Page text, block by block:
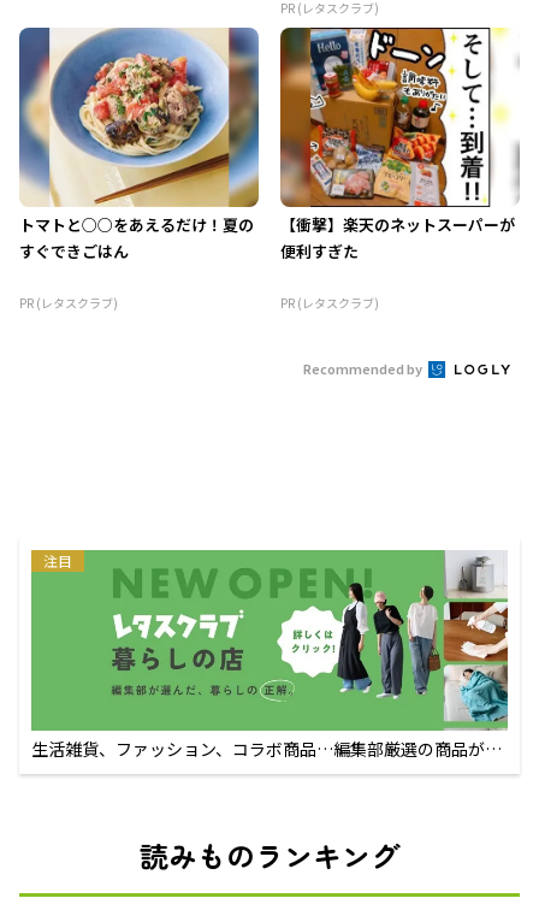
PR (レタスクラブ)
トマトと○○をあえるだけ！夏の
すぐできごはん
PR (レタスクラブ)
【衝撃】楽天のネットスーパーが
便利すぎた
PR (レタスクラブ)
Recommended by
注目
生活雑貨、ファッション、コラボ商品…編集部厳選の商品が買
えるECサイト
読みものランキング